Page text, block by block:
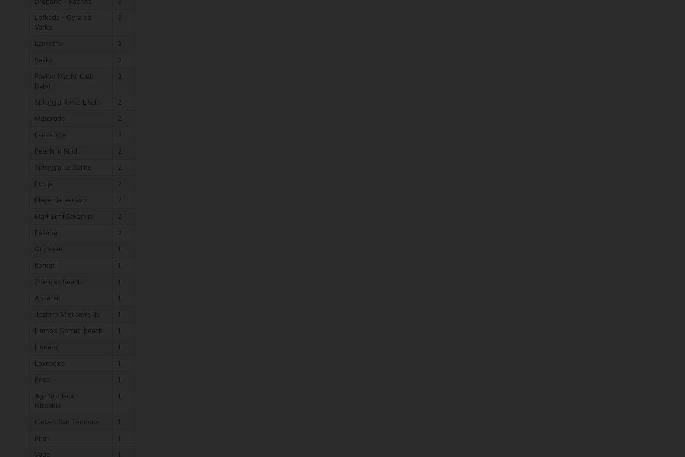
Lefkada - Gyra da
Varka
3
Lanterna
3
Baška
2
Pavlov (Yacht Club
Dyje)
2
Spiaggia Porto Liscia
2
Materada
2
Lanzarote
2
Beach in Rrjoll
2
Spiaggia Le Saline
2
Povlja
2
Plage de versoix
2
Mari Ermi Sardinija
2
Fažana
2
Gruissan
1
Kornati
1
Zvernec Beach
1
Ankaran
1
Jezioro Mietkowskie
1
Limnos Gomati beach
1
Lignano
1
Lovrečica
1
Bosa
1
Ag. Nikolaos -
Nissakia
1
Cinta - San Teodoro
1
Piran
1
Vada
1